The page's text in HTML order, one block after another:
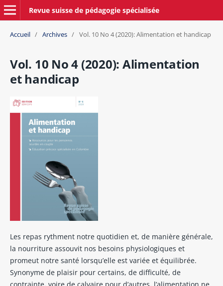
Revue suisse de pédagogie spécialisée
Accueil / Archives / Vol. 10 No 4 (2020): Alimentation et handicap
Vol. 10 No 4 (2020): Alimentation
et handicap
Les repas rythment notre quotidien et, de manière générale,
la nourriture assouvit nos besoins physiologiques et
promeut notre santé lorsqu’elle est variée et équilibrée.
Synonyme de plaisir pour certains, de difficulté, de